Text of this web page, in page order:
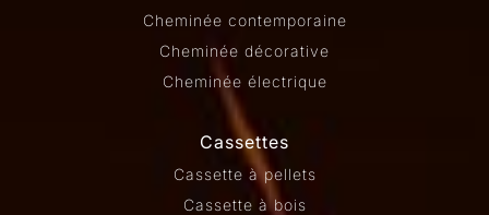
Cheminée contemporaine
Cheminée décorative
Cheminée électrique
Cassettes
Cassette à pellets
Cassette à bois